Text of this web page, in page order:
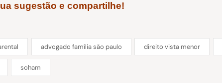
sugestão e compartilhe!
advogado família são paulo direito vista menor
soham